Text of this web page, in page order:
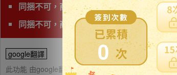
0
同捆不可，商品會有獨立的日本運費。
同捆不可，商品會有獨立的日本運費
google翻譯
此功能 由google翻譯提供參考，樂淘不保證翻譯內